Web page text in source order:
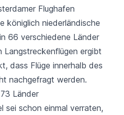
Flughafen
königlich niederländische
66 verschiedene Länder
Langstreckenflügen ergibt
dass Flüge innerhalb des
nachgefragt werden.
Länder
sei schon einmal verraten,